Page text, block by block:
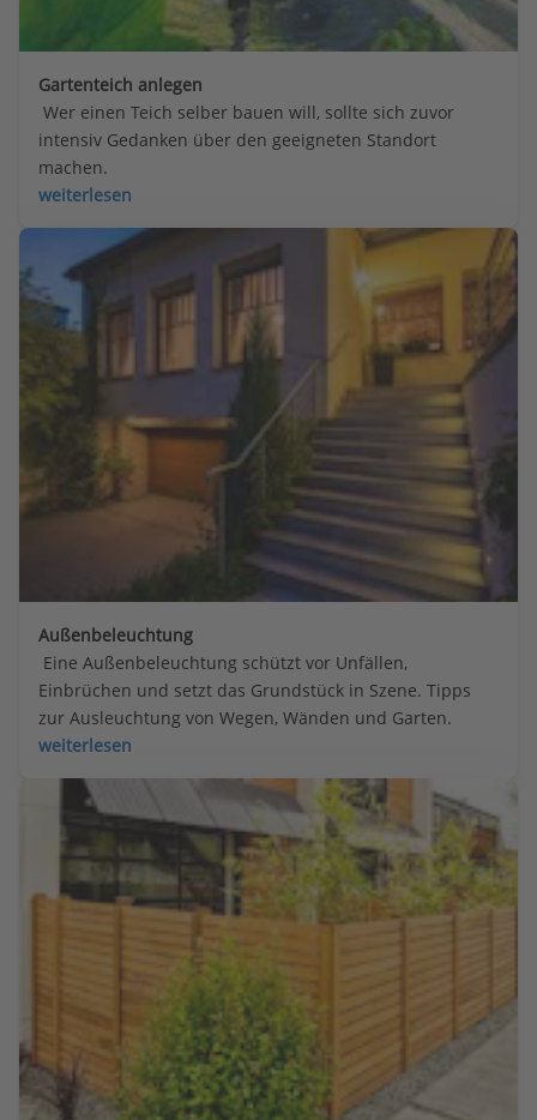
Gartenteich anlegen
Wer einen Teich selber bauen will, sollte sich zuvor
intensiv Gedanken über den geeigneten Standort
machen.
weiterlesen
Außenbeleuchtung
Eine Außenbeleuchtung schützt vor Unfällen,
Einbrüchen und setzt das Grundstück in Szene. Tipps
zur Ausleuchtung von Wegen, Wänden und Garten.
weiterlesen